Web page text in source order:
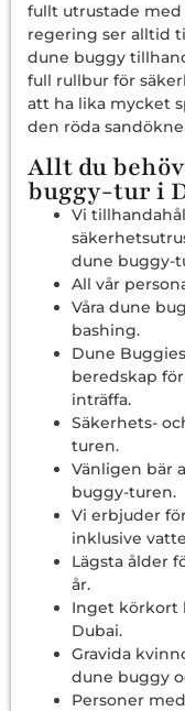
fullt utrustade med
regering ser alltid
dune buggy
full rullbur för
att ha lika mycket
den röda
Allt du
buggy-tur i
Vi
dune buggy-
All vår
Våra dune
bashing.
Dune
beredskap
inträffa.
Säkerhets-
turen.
Vänligen bär
buggy-turen.
Vi erbjuder
inklusive
Lägsta ålder
år.
Inget körkort
Dubai.
Gravida
dune buggy
Personer